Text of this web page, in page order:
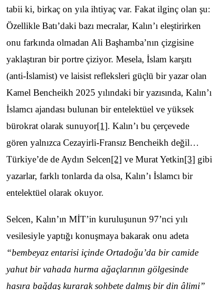
tabii ki, birkaç on yıla ihtiyaç var. Fakat ilginç olan şu:
Özellikle Batı’daki bazı mecralar, Kalın’ı eleştirirken
onu farkında olmadan Ali Başhamba’nın çizgisine
yaklaştıran bir portre çiziyor. Mesela, İslam karşıtı
(anti-İslamist) ve laisist refleksleri güçlü bir yazar olan
Kamel Bencheikh 2025 yılındaki bir yazısında, Kalın’ı
İslamcı ajandası bulunan bir entelektüel ve yüksek
bürokrat olarak sunuyor[1]. Kalın’ı bu çerçevede
gören yalnızca Cezayirli-Fransız Bencheikh değil…
Türkiye’de de Aydın Selcen[2] ve Murat Yetkin[3] gibi
yazarlar, farklı tonlarda da olsa, Kalın’ı İslamcı bir
entelektüel olarak okuyor.
Selcen, Kalın’ın MİT’in kuruluşunun 97’nci yılı
vesilesiyle yaptığı konuşmaya bakarak onu adeta
“bembeyaz entarisi içinde Ortadoğu’da bir camide
yahut bir vahada hurma ağaçlarının gölgesinde
hasıra bağdaş kurarak sohbete dalmış bir din âlimi”